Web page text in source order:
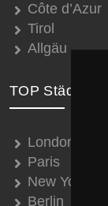
Côte d’Azur
Tirol
Allgäu
TOP Städte
London
Paris
New York
Berlin